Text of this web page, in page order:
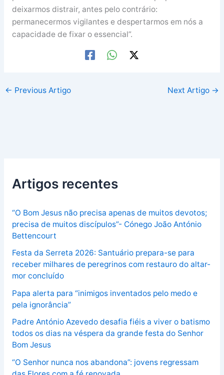
deixarmos distrair, antes pelo contrário:
permanecermos vigilantes e despertarmos em nós a
capacidade de fixar o essencial”.
← Previous Artigo Next Artigo →
Artigos recentes
“O Bom Jesus não precisa apenas de muitos devotos;
precisa de muitos discípulos”- Cónego João António
Bettencourt
Festa da Serreta 2026: Santuário prepara-se para
receber milhares de peregrinos com restauro do altar-
mor concluído
Papa alerta para “inimigos inventados pelo medo e
pela ignorância”
Padre António Azevedo desafia fiéis a viver o batismo
todos os dias na véspera da grande festa do Senhor
Bom Jesus
“O Senhor nunca nos abandona”: jovens regressam